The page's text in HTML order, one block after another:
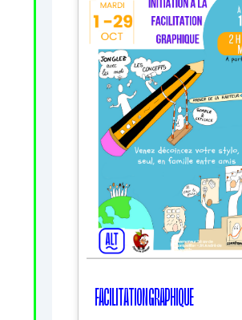
FACILITATION GRAPHIQUE